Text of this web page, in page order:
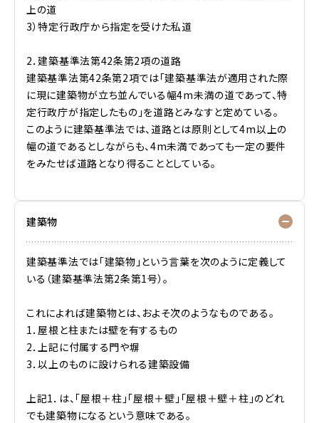
上の道
3）特定行政庁から指定を受けた私道
2．建築基準法第42条第2項の道路
建築基準法第42条第2項では「建築基準法が適用された際
に現に建築物が立ち並んでいる幅4m未満の道であって、特
定行政庁が指定したもの」を道路とみなすと定めている。
このように建築基準法では、道路とは原則として4m以上の
幅の道であるとしながらも、4m未満であっても一定の要件
をみたせば道路となり得ることとしている。
建築物
建築基準法では「建築物」という言葉を次のように定義して
いる（建築基準法第2条第1号）。
これによれば建築物とは、およそ次のようなものである。
1．屋根と柱または壁を有するもの
2．上記に付属する門や塀
3．以上のものに設けられる建築設備
上記1．は、「屋根＋柱」「屋根＋壁」「屋根＋壁＋柱」のどれ
でも建築物になるという意味である。